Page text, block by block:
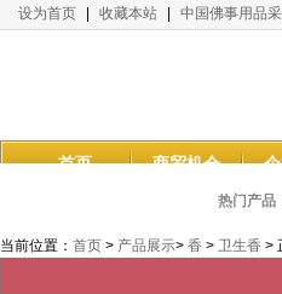
设为首页 收藏本站 中国佛事用品
首页 商贸机会
热门产品
当前位置： 首页 > 产品展示> 香 > 卫生香 >